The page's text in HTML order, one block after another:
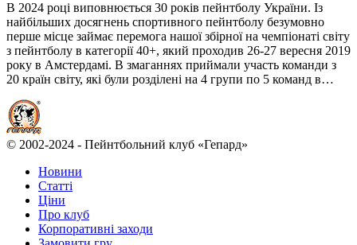
В 2024 році виповнюється 30 років пейнтболу України. Із
найбільших досягнень спортивного пейнтболу безумовно
перше місце займає перемога нашої збірної на чемпіонаті світу
з пейнтболу в категорії 40+, який проходив 26-27 вересня 2019
року в Амстердамі. В змаганнях приймали участь команди з
20 країн світу, які були розділені на 4 групи по 5 команд в…
© 2002-2024 - Пейнтбольний клуб «Гепард»
Новини
Статті
Ціни
Про клуб
Корпоративні заходи